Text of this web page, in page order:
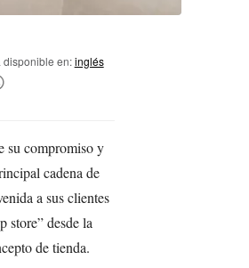
disponible en:inglés
su compromiso y
cadena de
a sus clientes
store” desde la
de tienda.